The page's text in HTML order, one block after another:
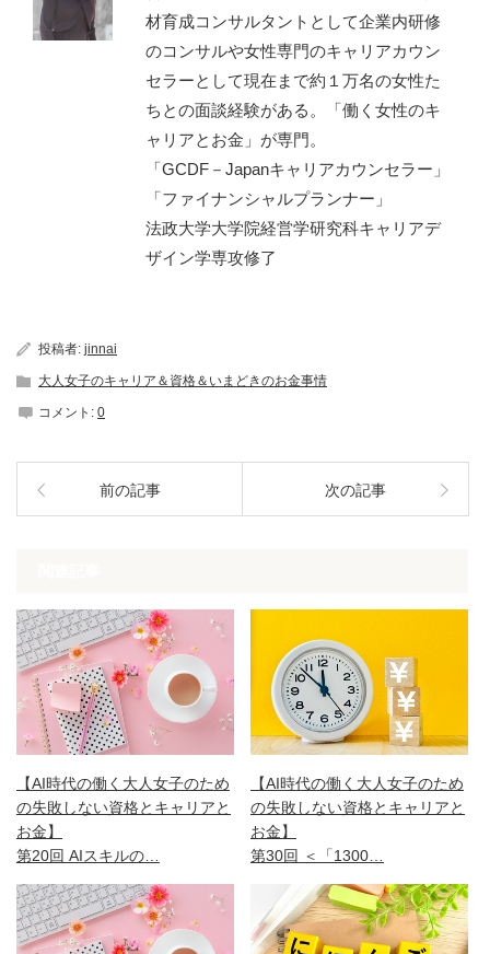
材育成コンサルタントとして企業内研修
のコンサルや女性専門のキャリアカウン
セラーとして現在まで約１万名の女性た
ちとの面談経験がある。「働く女性のキ
ャリアとお金」が専門。
「GCDF－Japanキャリアカウンセラー」
「ファイナンシャルプランナー」
法政大学大学院経営学研究科キャリアデ
ザイン学専攻修了
投稿者: jinnai
大人女子のキャリア＆資格＆いまどきのお金事情
コメント: 0
前の記事 次の記事
【AI時代の働く大人女子のため
の失敗しない資格とキャリアと
お金】
第20回 AIスキルの…
【AI時代の働く大人女子のため
の失敗しない資格とキャリアと
お金】
第30回 ＜「1300…